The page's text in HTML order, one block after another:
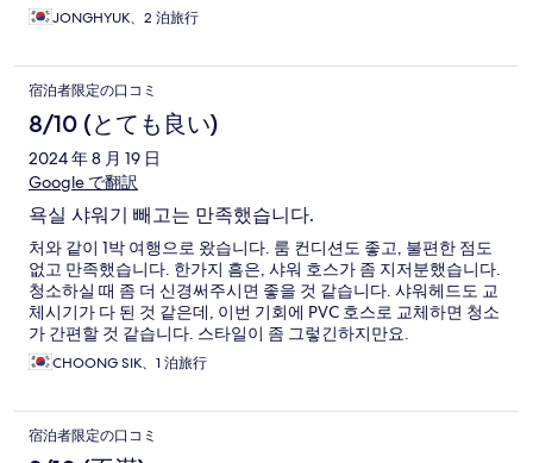
JONGHYUK、2 泊旅行
宿泊者限定の口コミ
8/10 (とても良い)
2024 年 8 月 19 日
Google で翻訳
욕실 샤워기 빼고는 만족했습니다.
처와 같이 1박 여행으로 왔습니다. 룸 컨디션도 좋고, 불편한 점도
없고 만족했습니다. 한가지 흠은, 샤워 호스가 좀 지저분했습니다.
청소하실 때 좀 더 신경써주시면 좋을 것 같습니다. 샤워헤드도 교
체시기가 다 된 것 같은데, 이번 기회에 PVC 호스로 교체하면 청소
가 간편할 것 같습니다. 스타일이 좀 그렇긴하지만요.
CHOONG SIK、1 泊旅行
宿泊者限定の口コミ